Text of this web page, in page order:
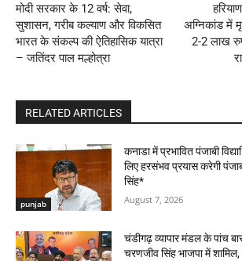
मोदी सरकार के 12 वर्ष: सेवा,
सुशासन, गरीब कल्याण और विकसित
भारत के संकल्प की ऐतिहासिक यात्रा
– जतिंदर पाल मल्होत्रा
अग्निकांड में
2-2 लाख
RELATED ARTICLES
punjab
कनाडा में प्रभावित पंजाबी
लिए हरसंभव प्रयास करेगी
सिंह*
August 7, 2026
चंडीगढ़ व्यापार मंडल के पांच
चरणजीव सिंह भाजपा में